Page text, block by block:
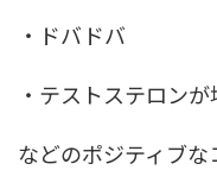
・ドバドバ
・テストステロン
などのポジティブな